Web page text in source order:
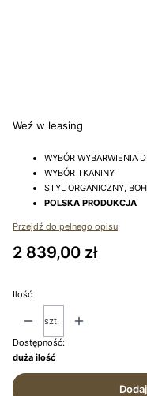
Weź w leasing
WYBÓR WYBARWIENIA
WYBÓR TKANINY
STYL ORGANICZNY,
POLSKA PRODUKCJA
Przejdź do pełnego opisu
Cena
2 839,00 zł
Ilość
szt.
Dostępność:
duża ilość